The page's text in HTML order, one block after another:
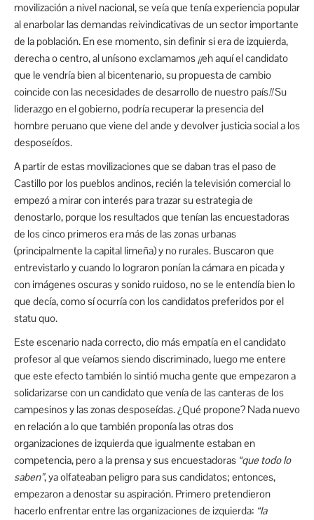
movilización a nivel nacional, se veía que tenía experiencia popular
al enarbolar las demandas reivindicativas de un sector importante
de la población. En ese momento, sin definir si era de izquierda,
derecha o centro, al unísono exclamamos ¡¡eh aquí el candidato
que le vendría bien al bicentenario, su propuesta de cambio
coincide con las necesidades de desarrollo de nuestro país!!Su
liderazgo en el gobierno, podría recuperar la presencia del
hombre peruano que viene del ande y devolver justicia social a los
desposeídos.
A partir de estas movilizaciones que se daban tras el paso de
Castillo por los pueblos andinos, recién la televisión comercial lo
empezó a mirar con interés para trazar su estrategia de
denostarlo, porque los resultados que tenían las encuestadoras
de los cinco primeros era más de las zonas urbanas
(principalmente la capital limeña) y no rurales. Buscaron que
entrevistarlo y cuando lo lograron ponían la cámara en picada y
con imágenes oscuras y sonido ruidoso, no se le entendía bien lo
que decía, como sí ocurría con los candidatos preferidos por el
statu quo.
Este escenario nada correcto, dio más empatía en el candidato
profesor al que veíamos siendo discriminado, luego me entere
que este efecto también lo sintió mucha gente que empezaron a
solidarizarse con un candidato que venía de las canteras de los
campesinos y las zonas desposeídas. ¿Qué propone? Nada nuevo
en relación a lo que también proponía las otras dos
organizaciones de izquierda que igualmente estaban en
competencia, pero a la prensa y sus encuestadoras “que todo lo
saben”, ya olfateaban peligro para sus candidatos; entonces,
empezaron a denostar su aspiración. Primero pretendieron
hacerlo enfrentar entre las organizaciones de izquierda: “la